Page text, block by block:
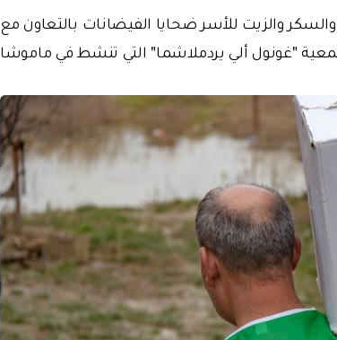
والزيت للأسر ضحايا الفيضانات بالتعاون مع
"غونول ألي يردملاشما" التي تنشط في ماموشا